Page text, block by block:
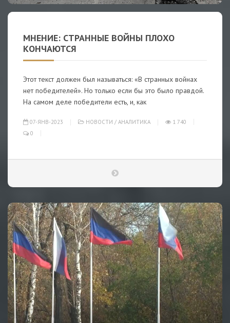
МНЕНИЕ: СТРАННЫЕ ВОЙНЫ ПЛОХО
КОНЧАЮТСЯ
Этот текст должен был называться: «В странных войнах
нет победителей». Но только если бы это было правдой.
На самом деле победители есть, и, как
07-ЯНВ-2023 НОВОСТИ / АНАЛИТИКА
1 740
0